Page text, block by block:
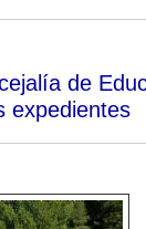
de
expedientes